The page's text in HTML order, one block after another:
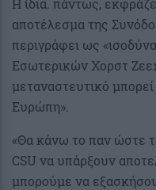
Η ίδια. πάντως,
αποτέλεσμα της
περιγράφει ως
Εσωτερικών Χορστ
μεταναστευτικό
Ευρώπη».
«Θα κάνω το παν ώστε
CSU να υπάρξουν
μπορούμε να